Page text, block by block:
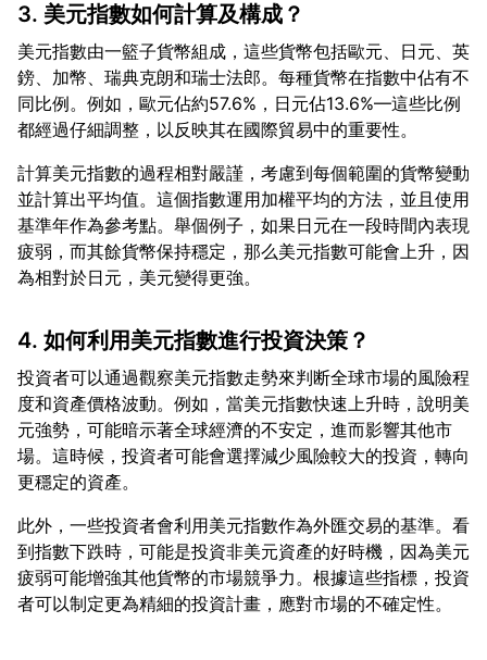
3. 美元指數如何計算及構成？
美元指數由一籃子貨幣組成，這些貨幣包括歐元、日元、英
鎊、加幣、瑞典克朗和瑞士法郎。每種貨幣在指數中佔有不
同比例。例如，歐元佔約57.6%，日元佔13.6%—這些比例
計算美元指數的過程相對嚴謹，考慮到每個範圍的貨幣變動
並計算出平均值。這個指數運用加權平均的方法，並且使用
基準年作為參考點。舉個例子，如果日元在一段時間內表現
疲弱，而其餘貨幣保持穩定，那么美元指數可能會上升，因
4. 如何利用美元指數進行投資決策？
投資者可以通過觀察美元指數走勢來判断全球市場的風險程
度和資產價格波動。例如，當美元指數快速上升時，說明美
元強勢，可能暗示著全球經濟的不安定，進而影響其他市
場。這時候，投資者可能會選擇減少風險較大的投資，轉向
此外，一些投資者會利用美元指數作為外匯交易的基準。看
到指數下跌時，可能是投資非美元資產的好時機，因為美元
疲弱可能增強其他貨幣的市場競爭力。根據這些指標，投資